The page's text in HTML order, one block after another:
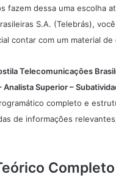
fazem dessa uma escolha
S.A. (Telebrás),
contar com um material
Telecomunicações
Superior –
completo e
de informações
Completo